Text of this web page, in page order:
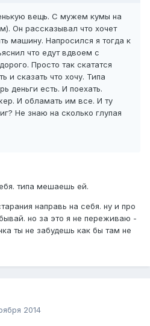
вещь. С мужем кумы на
Он рассказывал что хочет
машину. Напросился я тогда к
что едут вдвоем с
Просто так скататся
и сказать что хочу. Типа
деньги есть. И поехать.
И обламать им все. И ту
Не знаю на сколько глупая
типа мешаешь ей.
направь на себя. ну и про
но за это я не переживаю -
ты не забудешь как бы там не
2014